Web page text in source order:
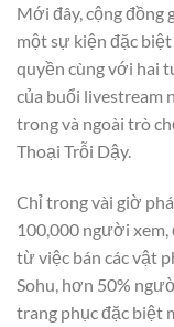
Mới đây, cộng đồng
một sự kiện đặc
quyền cùng với hai
của buổi livestream
trong và ngoài trò
Thoại Trỗi Dậy.
Chỉ trong vài giờ
100,000 người
từ việc bán các vật
Sohu, hơn 50%
trang phục đặc biệt